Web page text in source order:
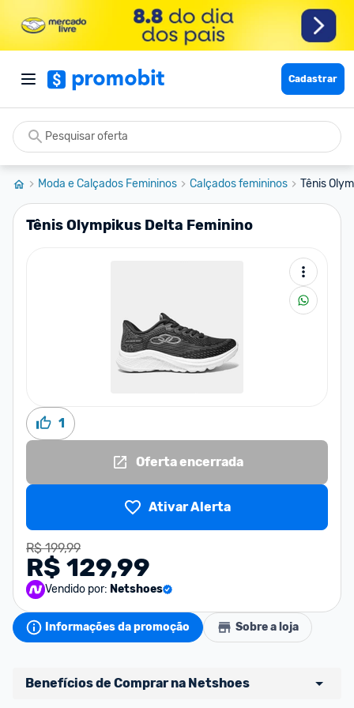
Cadastrar
Moda e Calçados Femininos Calçados femininos Tênis
Tênis Olympikus Delta Feminino
1
Oferta encerrada
Ativar Alerta
R$ 199,99
R$ 129,99
Vendido por: Netshoes
Informações da promoção Sobre a loja
Benefícios de Comprar na Netshoes